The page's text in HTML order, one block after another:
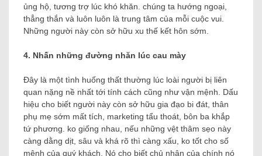
ủng hộ, tương trợ lúc khó khăn. chúng ta hướng ngoại,
thẳng thắn và luôn luôn là trung tâm của mỗi cuộc vui.
Những người này còn sở hữu xu thế kết hôn sớm.
4. Nhấn những đường nhăn lúc cau mày
Đây là một tình huống thất thường lúc loài người bị liên
quan nặng nề nhất tới tính cách cũng như vận mệnh. Dấu
hiệu cho biết người này còn sở hữu gia đạo bi đát, thân
phụ mẹ sớm mất tích, marketing tẩu thoát, bôn ba khắp
tứ phương. ko giống nhau, nếu những vệt thâm sẹo này
càng dằng dịt, sâu và khá rõ thì càng xấu, ko tốt cho số
mệnh của quý khách. Nó cho biết chủ nhân của chính nó